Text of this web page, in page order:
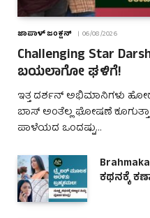
ಜಾಪಾಳ್ ಜಂಕ್ಷನ್ 06/08/2026
Challenging Star
ಬಯಲಾಗೋ ಘಳಿಗೆ!
ಇತ್ತ ದರ್ಶನ್ ಅಭಿಮಾನಿಗಳು
ಬಾಸ್ ಅಂತೆಲ್ಲ ಘೋಷಣೆ ಕೂಗುತ್ತಾ
ಪಾಳೆಯದ ಒಂದಷ್ಟು…
ಕಥನಕ್ಕೆ